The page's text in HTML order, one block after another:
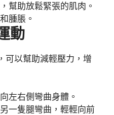
幫助放鬆緊張的肌肉。
腫脹。
動
可以幫助減輕壓力，增
左右側彎曲身體。
一隻腿彎曲，輕輕向前